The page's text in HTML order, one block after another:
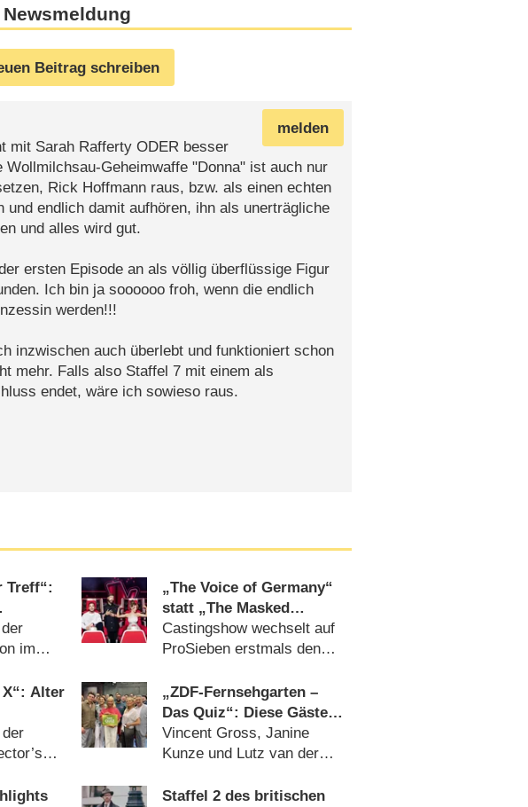
Beitrag schreiben
melden
mit Sarah Rafferty ODER besser
Wollmilchsau-Geheimwaffe "Donna" ist auch nur
Rick Hoffmann raus, bzw. als einen echten
und endlich damit aufhören, ihn als unerträgliche
und alles wird gut.
ersten Episode an als völlig überflüssige Figur
Ich bin ja soooooo froh, wenn die endlich
werden!!!
inzwischen auch überlebt und funktioniert schon
mehr. Falls also Staffel 7 mit einem als
endet, wäre ich sowieso raus.
Treff“:
im
„The Voice of Germany“
statt „The Masked
Singer“ am
Samstagabend
Castingshow wechselt auf
ProSieben erstmals den
X“: Alter
mit
„ZDF-Fernsehgarten –
Das Quiz“: Diese Gäste
spielen gegen Kiwi in der
Sonderfolge am 9.
Vincent Gross, Janine
Kunze und Lutz van der
Sendezeit (07.08.2026)
Staffel 2 des britischen